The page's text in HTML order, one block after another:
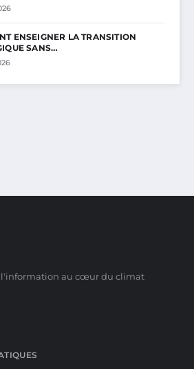
ENSEIGNER LA TRANSITION
SANS…
l'information au cœur du climat